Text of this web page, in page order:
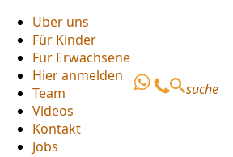
Über uns
Für Kinder
Für Erwachsene
Hier anmelden
Team
Videos
Kontakt
Jobs
suche
Über uns
Für Kinder
Für Erwachsene
Hier anmelden
Team
Videos
Kontakt